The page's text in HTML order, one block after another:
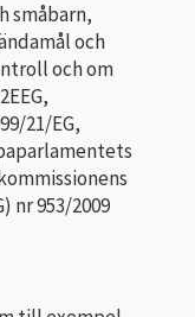
småbarn,
och
och om
21/EG,
nr 953/2009